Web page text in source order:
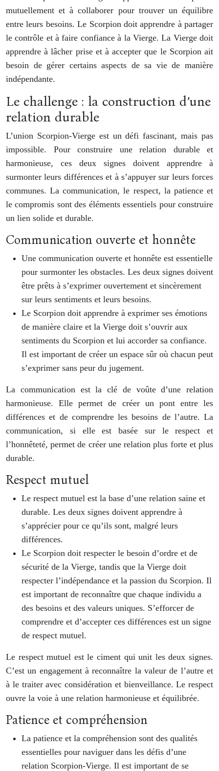
mutuellement et à collaborer pour trouver un équilibre
entre leurs besoins. Le Scorpion doit apprendre à partager
le contrôle et à faire confiance à la Vierge. La Vierge doit
apprendre à lâcher prise et à accepter que le Scorpion ait
besoin de gérer certains aspects de sa vie de manière
indépendante.
Le challenge : la construction d’une
relation durable
L’union Scorpion-Vierge est un défi fascinant, mais pas
impossible. Pour construire une relation durable et
harmonieuse, ces deux signes doivent apprendre à
surmonter leurs différences et à s’appuyer sur leurs forces
communes. La communication, le respect, la patience et
le compromis sont des éléments essentiels pour construire
un lien solide et durable.
Communication ouverte et honnête
Une communication ouverte et honnête est essentielle
pour surmonter les obstacles. Les deux signes doivent
être prêts à s’exprimer ouvertement et sincèrement
sur leurs sentiments et leurs besoins.
Le Scorpion doit apprendre à exprimer ses émotions
de manière claire et la Vierge doit s’ouvrir aux
sentiments du Scorpion et lui accorder sa confiance.
Il est important de créer un espace sûr où chacun peut
s’exprimer sans peur du jugement.
La communication est la clé de voûte d’une relation
harmonieuse. Elle permet de créer un pont entre les
différences et de comprendre les besoins de l’autre. La
communication, si elle est basée sur le respect et
l’honnêteté, permet de créer une relation plus forte et plus
durable.
Respect mutuel
Le respect mutuel est la base d’une relation saine et
durable. Les deux signes doivent apprendre à
s’apprécier pour ce qu’ils sont, malgré leurs
différences.
Le Scorpion doit respecter le besoin d’ordre et de
sécurité de la Vierge, tandis que la Vierge doit
respecter l’indépendance et la passion du Scorpion. Il
est important de reconnaître que chaque individu a
des besoins et des valeurs uniques. S’efforcer de
comprendre et d’accepter ces différences est un signe
de respect mutuel.
Le respect mutuel est le ciment qui unit les deux signes.
C’est un engagement à reconnaître la valeur de l’autre et
à le traiter avec considération et bienveillance. Le respect
ouvre la voie à une relation harmonieuse et équilibrée.
Patience et compréhension
La patience et la compréhension sont des qualités
essentielles pour naviguer dans les défis d’une
relation Scorpion-Vierge. Il est important de se